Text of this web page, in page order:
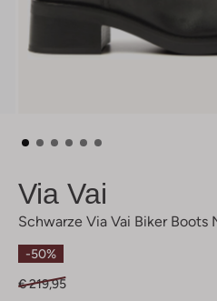
Via Vai
Schwarze Via Vai Biker Boots
-50%
€ 219,95